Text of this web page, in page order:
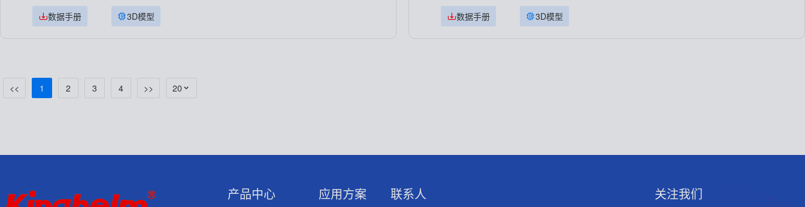
数据手册 3D模型 数据手册 3D模型
<< 1 2 3 4 >> 20
产品中心 应用方案 联系人 关注我们